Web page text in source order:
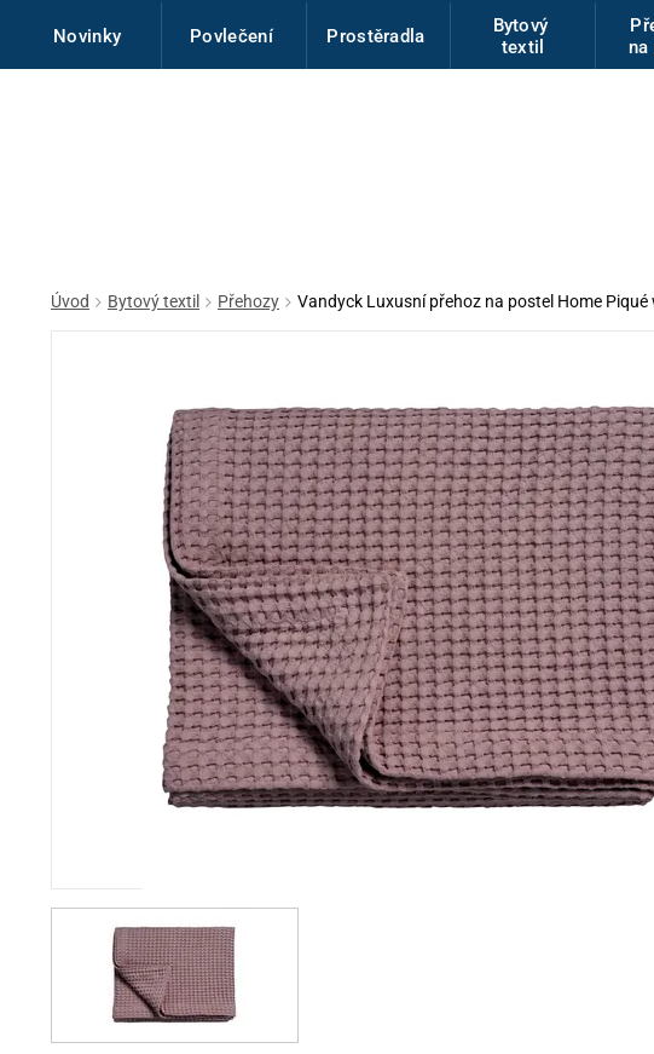
Novinky Povlečení Prostěradla
Bytový
textil
na
Úvod Bytový textil Přehozy Vandyck Luxusní přehoz na postel Home